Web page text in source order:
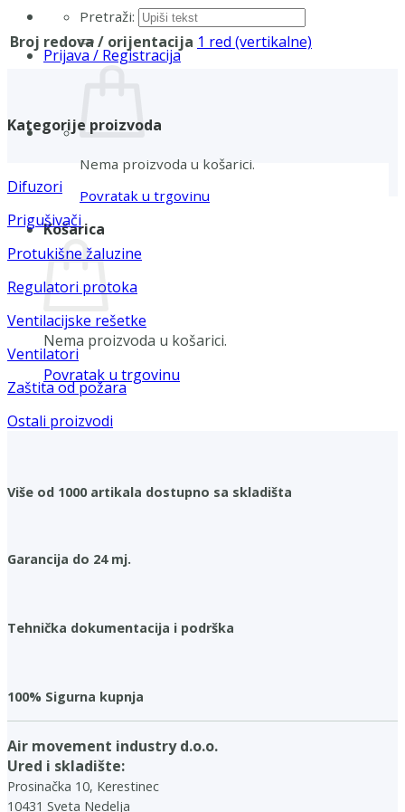
Pretraži:
Prijava / Registracija
Nema proizvoda u košarici.
Povratak u trgovinu
Košarica
Nema proizvoda u košarici.
Povratak u trgovinu
Broj redova / orijentacija 1 red (vertikalne)
Kategorije proizvoda
Difuzori
Prigušivači
Protukišne žaluzine
Regulatori protoka
Ventilacijske rešetke
Ventilatori
Zaštita od požara
Ostali proizvodi
Više od 1000 artikala dostupno sa skladišta
Garancija do 24 mj.
Tehnička dokumentacija i podrška
100% Sigurna kupnja
Air movement industry d.o.o.
Ured i skladište:
Prosinačka 10, Kerestinec
10431 Sveta Nedelja